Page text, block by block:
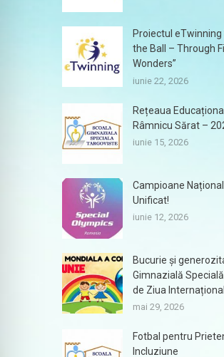
Proiectul eTwinning
the Ball – Through
Wonders”
iunie 22, 2026
Rețeaua
Râmnicu Sărat –
iunie 15, 2026
Campioane
Unificat!
iunie 12, 2026
Bucurie și
Gimnazială
de Ziua
mai 29, 2026
Fotbal pentru
Incluziune